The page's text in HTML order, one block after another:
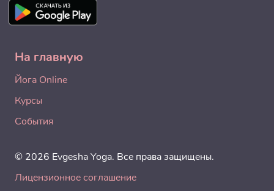
На главную
Йога Online
Курсы
События
© 2026 Evgesha Yoga. Все права защищены.
Лицензионное соглашение